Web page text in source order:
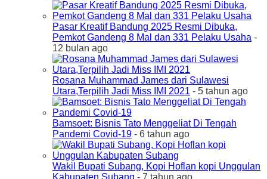
Pasar Kreatif Bandung 2025 Resmi Dibuka,
Pemkot Gandeng 8 Mal dan 331 Pelaku Usaha -
12 bulan ago
Rosana Muhammad James dari Sulawesi
Utara,Terpilih Jadi Miss IMI 2021 - 5 tahun ago
Bamsoet: Bisnis Tato Menggeliat Di Tengah
Pandemi Covid-19 - 6 tahun ago
Wakil Bupati Subang, Kopi Hoflan kopi Unggulan
Kabupaten Subang - 7 tahun ago